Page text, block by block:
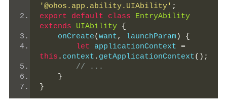
'@ohos.app.ability.UIAbility' ;
export
default class
EntryAbility
extends
UIAbility {
    onCreate
(want, launchParam)
{
let applicationContext =
this . context . getApplicationContext();
// ...
}
}